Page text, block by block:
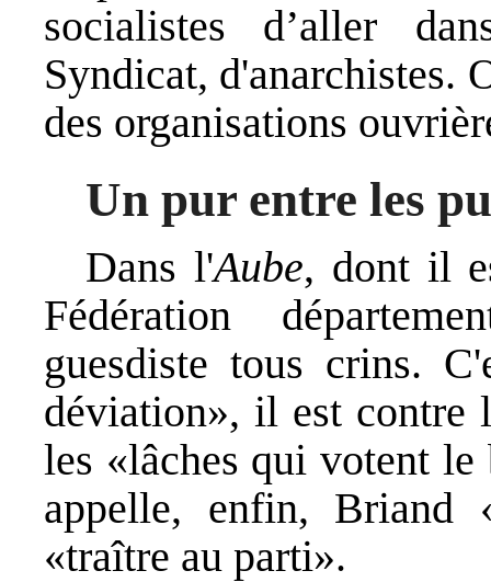
socialistes d’aller
Syndicat, d'anarchistes.
des organisations
Un pur entre les
Dans l'Aube, dont il
Fédération
guesdiste tous crins.
déviation», il est contre
les «lâches qui votent
appelle, enfin, Briand
«traître au parti».